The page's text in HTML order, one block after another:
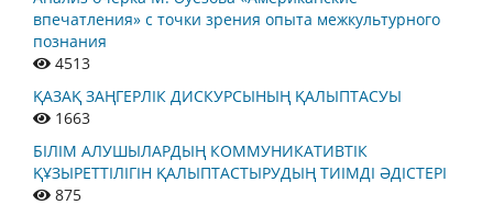
впечатления» с точки зрения опыта межкультурного
познания
4513
ҚАЗАҚ ЗАҢГЕРЛІК ДИСКУРСЫНЫҢ ҚАЛЫПТАСУЫ
1663
БІЛІМ АЛУШЫЛАРДЫҢ КОММУНИКАТИВТІК
ҚҰЗЫРЕТТІЛІГІН ҚАЛЫПТАСТЫРУДЫҢ ТИІМДІ ӘДІСТЕРІ
875